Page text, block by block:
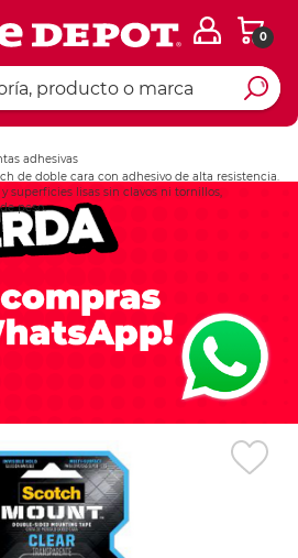
0
adhesivas
de doble cara con adhesivo de alta resistencia.
superficies lisas sin clavos ni tornillos,
peso.
Ingresar Codigo